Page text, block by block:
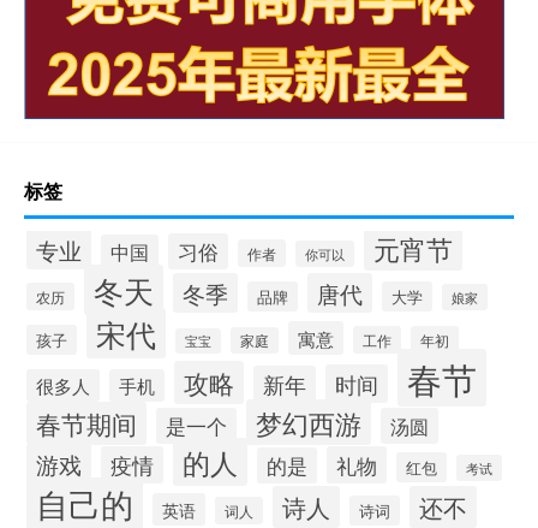
标签
专业 中国 习俗 作者 你可以 元宵节
农历 冬天 冬季 品牌 唐代 大学 娘家
孩子 宋代 宝宝 家庭 寓意 工作 年初
很多人 手机 攻略 新年 时间 春节
春节期间 是一个 梦幻西游 汤圆
游戏 疫情 的人 的是 礼物 红包 考试
自己的 英语 词人 诗人 诗词 还不